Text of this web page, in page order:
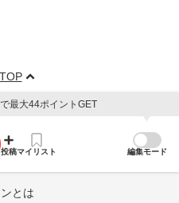
最大44ポイントGET
投稿マイリスト 編集モード
とは